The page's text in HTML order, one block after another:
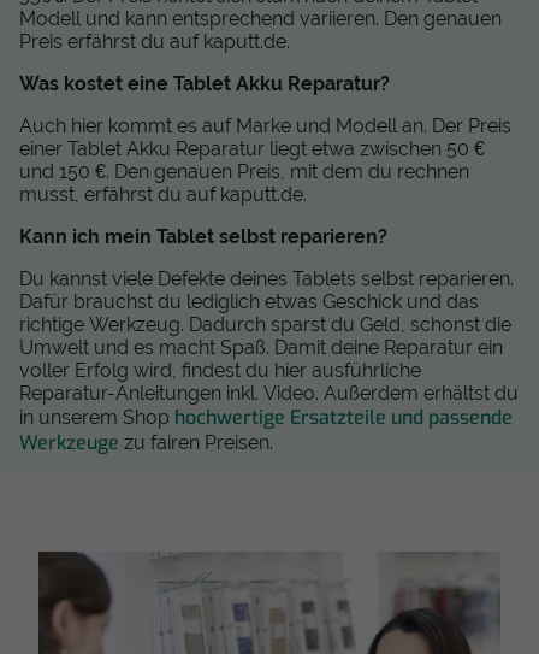
Modell und kann entsprechend variieren. Den genauen
Preis erfährst du auf kaputt.de.
Was kostet eine Tablet Akku Reparatur?
Auch hier kommt es auf Marke und Modell an. Der Preis
einer Tablet Akku Reparatur liegt etwa zwischen 50 €
und 150 €. Den genauen Preis, mit dem du rechnen
musst, erfährst du auf kaputt.de.
Kann ich mein Tablet selbst reparieren?
Du kannst viele Defekte deines Tablets selbst reparieren.
Dafür brauchst du lediglich etwas Geschick und das
richtige Werkzeug. Dadurch sparst du Geld, schonst die
Umwelt und es macht Spaß. Damit deine Reparatur ein
voller Erfolg wird, findest du hier ausführliche
Reparatur-Anleitungen inkl. Video. Außerdem erhältst du
in unserem Shop hochwertige Ersatzteile und passende
Werkzeuge zu fairen Preisen.